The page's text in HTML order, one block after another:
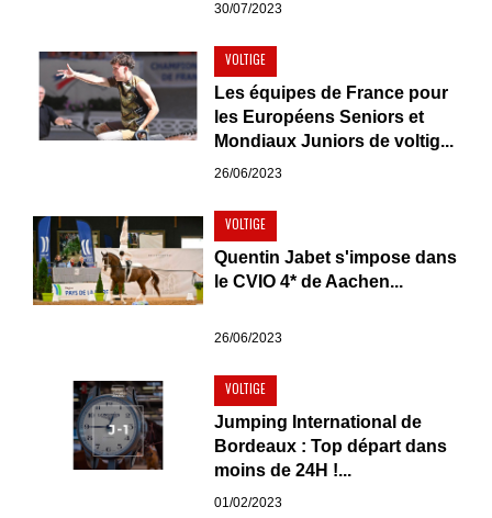
30/07/2023
VOLTIGE
Les équipes de France pour
les Européens Seniors et
Mondiaux Juniors de voltig...
26/06/2023
VOLTIGE
Quentin Jabet s'impose dans
le CVIO 4* de Aachen...
26/06/2023
VOLTIGE
Jumping International de
Bordeaux : Top départ dans
moins de 24H !...
01/02/2023